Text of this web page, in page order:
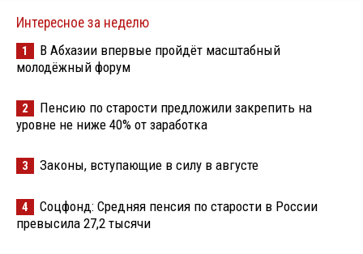
Интересное за неделю
1
В Абхазии впервые пройдёт масштабный
молодёжный форум
2
Пенсию по старости предложили закрепить на
уровне не ниже 40% от заработка
3 Законы, вступающие в силу в августе
4
Соцфонд: Средняя пенсия по старости в России
превысила 27,2 тысячи